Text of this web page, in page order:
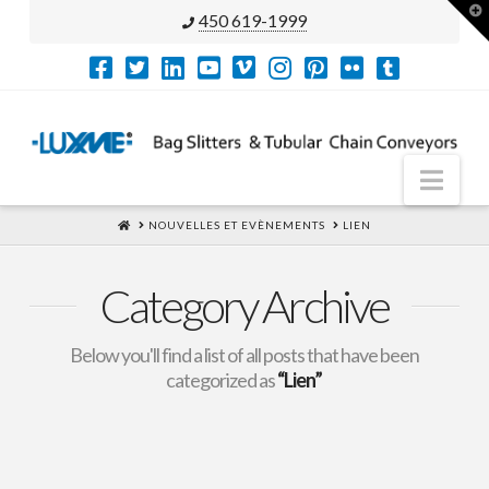
450 619-1999
HOMENOUVELLES ET EVÈNEMENTS LIEN
Category Archive
Below you'll find a list of all posts that have been
categorized as“Lien”